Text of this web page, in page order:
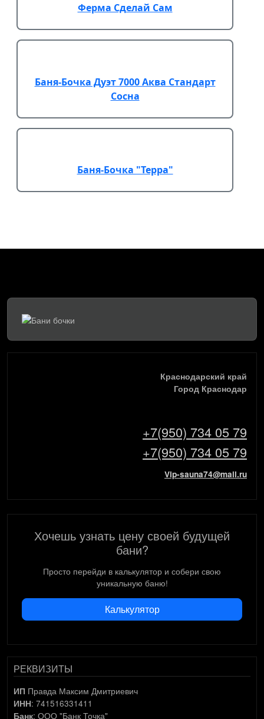
Ферма Сделай Сам
Баня-Бочка Дуэт 7000 Аква Стандарт
Сосна
Баня-Бочка "Терра"
Краснодарский край
Город Краснодар
+7(950) 734 05 79
+7(950) 734 05 79
Vip-sauna74@mail.ru
Хочешь узнать цену своей будущей
бани?
Просто перейди в калькулятор и собери свою
уникальную баню!
Калькулятор
РЕКВИЗИТЫ
ИП Правда Максим Дмитриевич
ИНН: 741516331411
Банк: ООО "Банк Точка"